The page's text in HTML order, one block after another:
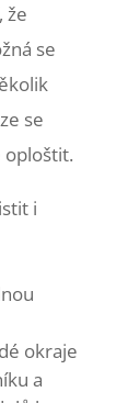
že
se
se
i
okraje
a